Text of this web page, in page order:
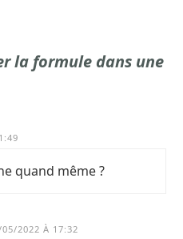
la formule dans une
quand même ?
2022 À 17:32